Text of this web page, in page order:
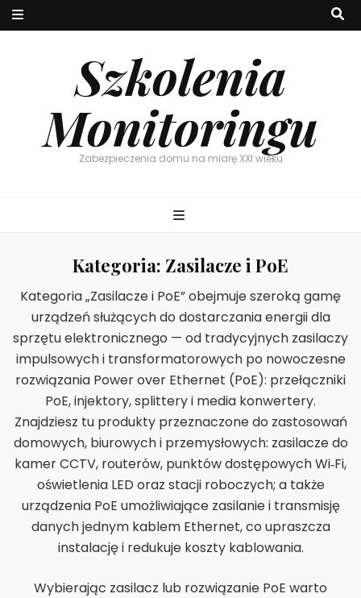
Szkolenia
Monitoringu
Zabezpieczenia domu na miarę XXI wieku
Kategoria: Zasilacze i PoE
Kategoria „Zasilacze i PoE” obejmuje szeroką gamę
urządzeń służących do dostarczania energii dla
sprzętu elektronicznego — od tradycyjnych zasilaczy
impulsowych i transformatorowych po nowoczesne
rozwiązania Power over Ethernet (PoE): przełączniki
PoE, injektory, splittery i media konwertery.
Znajdziesz tu produkty przeznaczone do zastosowań
domowych, biurowych i przemysłowych: zasilacze do
kamer CCTV, routerów, punktów dostępowych Wi‑Fi,
oświetlenia LED oraz stacji roboczych; a także
urządzenia PoE umożliwiające zasilanie i transmisję
danych jednym kablem Ethernet, co upraszcza
instalację i redukuje koszty kablowania.
Wybierając zasilacz lub rozwiązanie PoE warto